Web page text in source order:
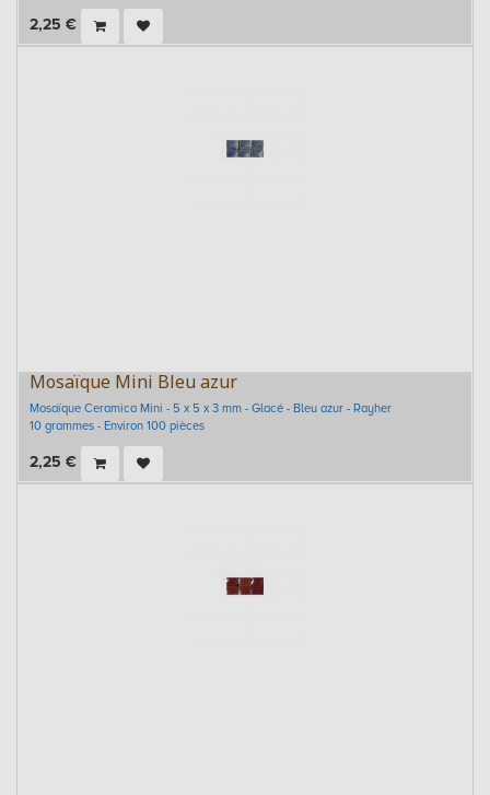
2,25 €
Mosaïque Mini Bleu azur
Mosaïque Ceramica Mini - 5 x 5 x 3 mm - Glacé - Bleu azur - Rayher
10 grammes - Environ 100 pièces
2,25 €